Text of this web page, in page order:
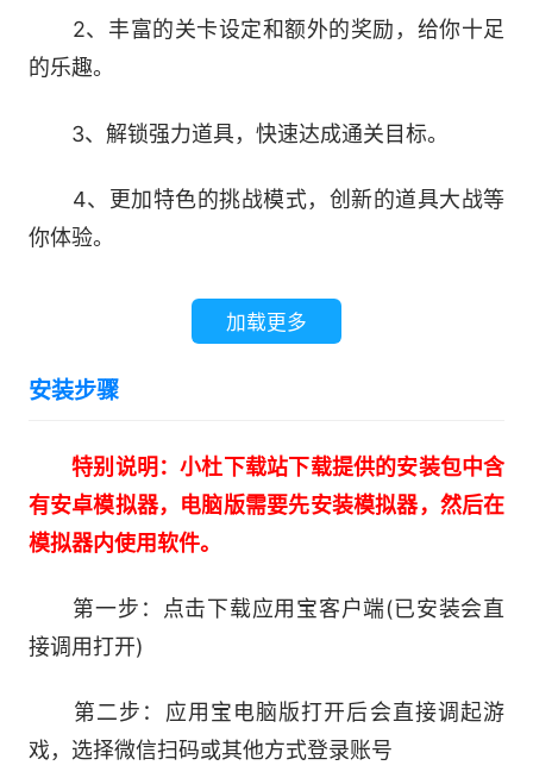
2、丰富的关卡设定和额外的奖励，给你十足
的乐趣。
3、解锁强力道具，快速达成通关目标。
4、更加特色的挑战模式，创新的道具大战等
你体验。
5、花式消除大闯关，卡通元素浓郁的游戏挑
战模式，带来精彩的历险。
加载更多
安装步骤
特别说明：小杜下载站下载提供的安装包中含
有安卓模拟器，电脑版需要先安装模拟器，然后在
模拟器内使用软件。
第一步：点击下载应用宝客户端(已安装会直
接调用打开)
第二步：应用宝电脑版打开后会直接调起游
戏，选择微信扫码或其他方式登录账号